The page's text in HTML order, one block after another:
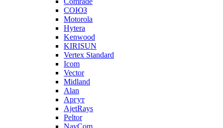
СОЮЗ
Motorola
Hytera
Kenwood
KIRISUN
Vertex Standard
Icom
Vector
Midland
Alan
Аргут
AjetRays
Peltor
NavCom